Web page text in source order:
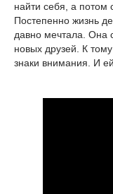
найти себя, а потом
Постепенно жизнь
давно мечтала. Она
новых друзей. К
знаки внимания. И